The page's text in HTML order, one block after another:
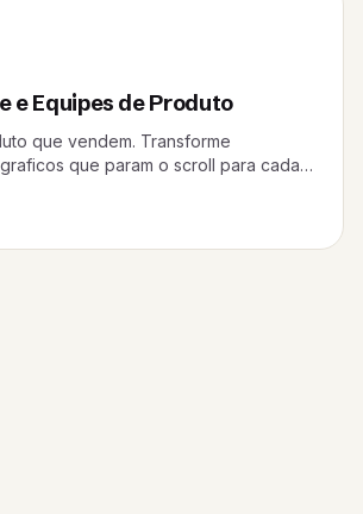
e Equipes de Produto
que vendem. Transforme
que param o scroll para cada